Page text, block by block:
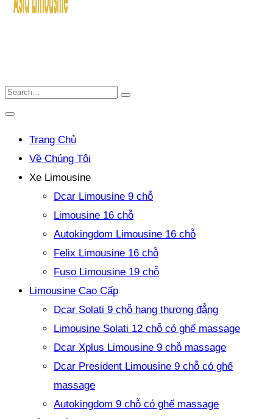
Trang Chủ
Về Chúng Tôi
Xe Limousine
Dcar Limousine 9 chỗ
Limousine 16 chỗ
Autokingdom Limousine 16 chỗ
Felix Limousine 16 chỗ
Fuso Limousine 19 chỗ
Limousine Cao Cấp
Dcar Solati 9 chỗ hạng thượng đẳng
Limousine Solati 12 chỗ có ghế massage
Dcar Xplus Limousine 9 chỗ massage
Dcar President Limousine 9 chỗ có ghế
massage
Autokingdom 9 chỗ có ghế massage